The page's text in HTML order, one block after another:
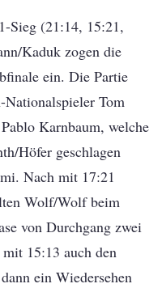
Sieg (21:14, 15:21,
Kaduk zogen die
ein. Die Partie
Nationalspieler Tom
Karnbaum, welche
Höfer geschlagen
Nach mit 17:21
Wolf/Wolf beim
von Durchgang zwei
15:13 auch den
ein Wiedersehen